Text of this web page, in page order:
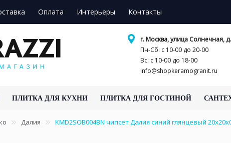
Оплата Интерьеры Контакты
г. Москва, улица Солнечная,
Пн-Сб: с 10-00 до 20-00
Вс: с 10-00 до 18-00
info@shopkeramogranit.ru
ПЛИТКА ДЛЯ КУХНИ ПЛИТКА ДЛЯ ГОСТИНОЙ
Далия KMD2SOB004BN чипсет Далия синий глянцевый